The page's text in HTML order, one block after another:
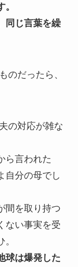
同じ言葉を繰
のだったら、
の対応が雑な
ら言われた
自分の母でし
間を取り持つ
ない事実を受
球は爆発した